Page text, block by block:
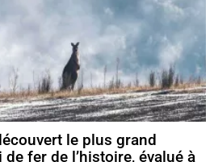
le plus grand
fer de l’histoire, évalué à